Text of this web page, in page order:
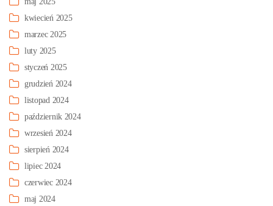
kwiecień 2025
marzec 2025
luty 2025
styczeń 2025
grudzień 2024
listopad 2024
październik 2024
wrzesień 2024
sierpień 2024
lipiec 2024
czerwiec 2024
maj 2024